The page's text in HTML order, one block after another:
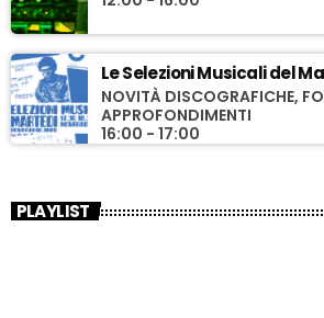
Le Selezioni Musicali del
NOVITÀ DISCOGRAFICHE,
APPROFONDIMENTI
16:00 - 17:00
PLAYLIST